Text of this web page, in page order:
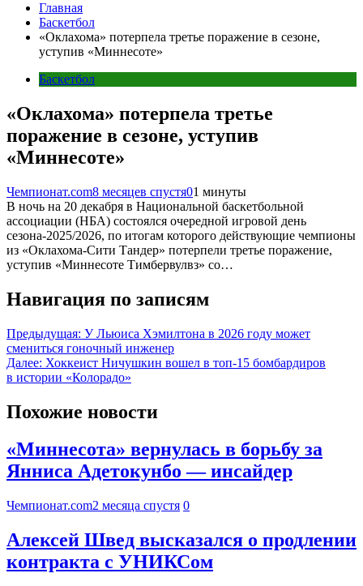
Главная
Баскетбол
«Оклахома» потерпела третье поражение в сезоне,
уступив «Миннесоте»
Баскетбол
«Оклахома» потерпела третье
поражение в сезоне, уступив
«Миннесоте»
Чемпионат.com8 месяцев спустя01 минуты
В ночь на 20 декабря в Национальной баскетбольной
ассоциации (НБА) состоялся очередной игровой день
сезона-2025/2026, по итогам которого действующие чемпионы
из «Оклахома-Сити Тандер» потерпели третье поражение,
уступив «Миннесоте Тимбервулвз» со…
Навигация по записям
Предыдущая: У Льюиса Хэмилтона в 2026 году может
смениться гоночный инженер
Далее: Хоккеист Ничушкин вошел в топ-15 бомбардиров
в истории «Колорадо»
Похожие новости
«Миннесота» вернулась в борьбу за
Янниса Адетокунбо — инсайдер
Чемпионат.com2 месяца спустя 0
Алексей Швед высказался о продлении
контракта с УНИКСом